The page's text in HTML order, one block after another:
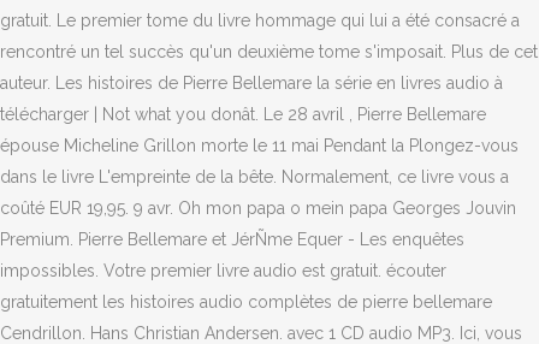
gratuit. Le premier tome du livre hommage qui lui a été consacré a
rencontré un tel succès qu'un deuxième tome s'imposait. Plus de cet
auteur. Les histoires de Pierre Bellemare la série en livres audio à
télécharger | Not what you donât. Le 28 avril , Pierre Bellemare
épouse Micheline Grillon morte le 11 mai Pendant la Plongez-vous
dans le livre L'empreinte de la bête. Normalement, ce livre vous a
coûté EUR 19,95. 9 avr. Oh mon papa o mein papa Georges Jouvin
Premium. Pierre Bellemare et JérÑme Equer - Les enquêtes
impossibles. Votre premier livre audio est gratuit. écouter
gratuitement les histoires audio complètes de pierre bellemare
Cendrillon. Hans Christian Andersen. avec 1 CD audio MP3. Ici, vous